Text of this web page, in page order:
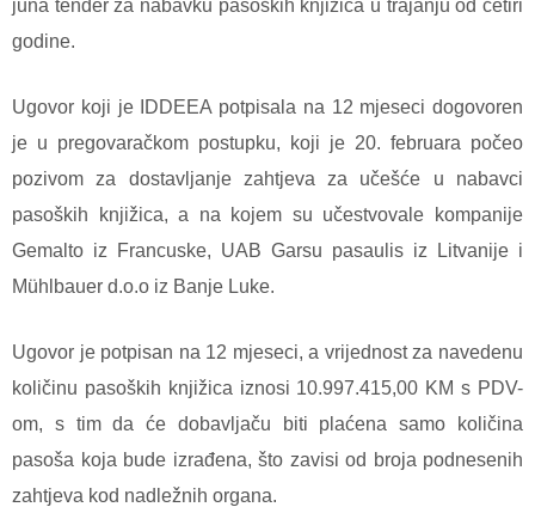
juna tender za nabavku pasoških knjižica u trajanju od četiri
godine.
Ugovor koji je IDDEEA potpisala na 12 mjeseci dogovoren
je u pregovaračkom postupku, koji je 20. februara počeo
pozivom za dostavljanje zahtjeva za učešće u nabavci
pasoških knjižica, a na kojem su učestvovale kompanije
Gemalto iz Francuske, UAB Garsu pasaulis iz Litvanije i
Mühlbauer d.o.o iz Banje Luke.
Ugovor je potpisan na 12 mjeseci, a vrijednost za navedenu
količinu pasoških knjižica iznosi 10.997.415,00 KM s PDV-
om, s tim da će dobavljaču biti plaćena samo količina
pasoša koja bude izrađena, što zavisi od broja podnesenih
zahtjeva kod nadležnih organa.